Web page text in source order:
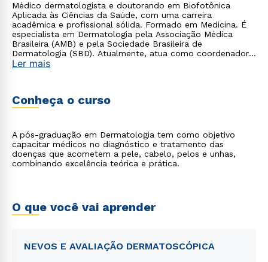
Médico dermatologista e doutorando em Biofotônica
Aplicada às Ciências da Saúde, com uma carreira
acadêmica e profissional sólida. Formado em Medicina. É
especialista em Dermatologia pela Associação Médica
Brasileira (AMB) e pela Sociedade Brasileira de
Dermatologia (SBD). Atualmente, atua como coordenador
e professor em cursos de dermatologia na Cruzeiro do Sul
Ler mais
Conheça o curso
A pós-graduação em Dermatologia tem como objetivo
capacitar médicos no diagnóstico e tratamento das
doenças que acometem a pele, cabelo, pelos e unhas,
combinando excelência teórica e prática.
O que você vai aprender
NEVOS E AVALIAÇÃO DERMATOSCÓPICA